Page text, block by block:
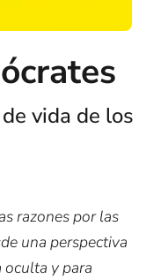
vida de los
razones por las
una perspectiva
y para